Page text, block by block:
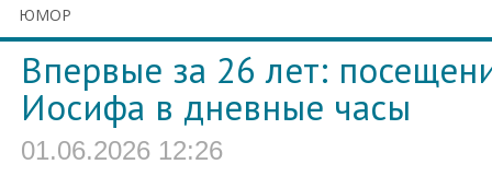
ЮМОР
Впервые за 26 лет:
Иосифа в дневные часы
01.06.2026 12:26